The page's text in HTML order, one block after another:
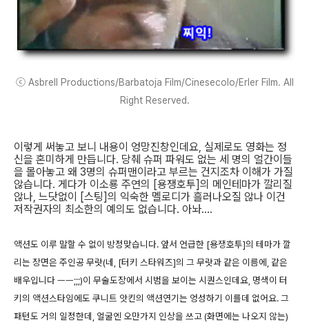
ⓒ Asbrell Productions/Barbatoja Film/Cinesecolo/Erler Film. All
Right Reserved.
이렇게 써놓고 보니 내용이 엉망진창인데요, 실제로도 영화는 정
신을 혼미하게 만듭니다. 당췌 슈퍼 파워도 없는 세 명의 얼간이들
을 몰아놓고 왜 3명의 슈퍼맨이라고 부르는 건지조차 이해가 가질
않습니다. 게다가 이소룡 주연의 [용쟁호투]의 메인테마가 깔리질
않나, 느닷없이 [스팅]의 익숙한 멜로디가 흘러나오질 않나 이건
저작권자의 최소한의 예의도 없습니다. 아놔....
액션도 이루 말할 수 없이 방정맞습니다. 앞서 언급한 [용쟁호투]의 테마가 깔
리는 장면은 주인공 무랏(네, [터키 스타워즈]의 그 무랏과 같은 이름에, 같은
배우입니다 ㅡㅡ;;;)이 무술도장에서 시범을 보이는 시퀀스인데요, 명색이 터
키의 액션스타임에도 쿠니트 앗킨의 액션연기는 엉성하기 이를데 없어요. 그
패턴도 거의 일정한데, 얼굴엔 오만가지 인상을 쓰고 (화면에는 나오지 않는)